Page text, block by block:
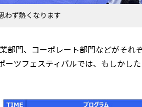
わず熱くなります
門、コーポレート部門などがそれ
ツフェスティバルでは、もしかし